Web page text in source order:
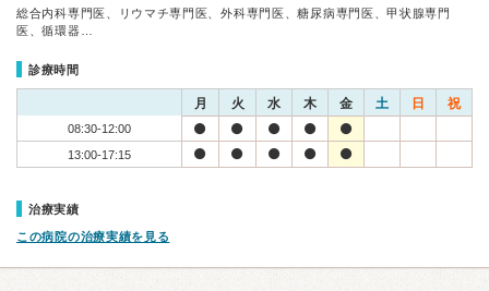
総合内科専門医、リウマチ専門医、外科専門医、糖尿病専門医、甲状腺専門
医、循環器…
診療時間
月 火 水 木 金 土 日 祝
08:30-12:00
13:00-17:15
治療実績
この病院の治療実績を見る